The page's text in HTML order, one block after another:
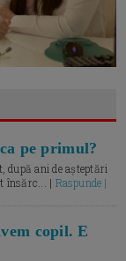
pe primul?
după ani de așteptări
însărc... | Raspunde |
copil. E